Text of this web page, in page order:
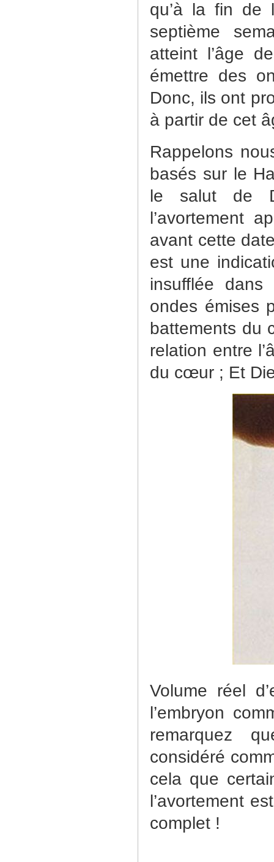
qu’à la fin de
septième
atteint l’âge
émettre des
Donc, ils ont
à partir de cet
Rappelons
basés sur le
le salut de
l’avortement
avant cette
est une
insufflée
ondes émises
battements du
relation entre
du cœur ; Et
Volume réel
l’embryon
remarquez
considéré
cela que
l’avortement
complet !